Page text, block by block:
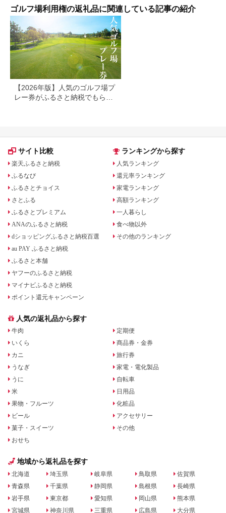
ゴルフ場利用権の返礼品に関連している記事の紹介
【2026年版】人気のゴルフ場プ
レー券がふるさと納税でもらえ
サイト比較
楽天ふるさと納税
ふるなび
ふるさとチョイス
さとふる
ふるさとプレミアム
ANAのふるさと納税
dショッピングふるさと納税百選
au PAY ふるさと納税
ふるさと本舗
ヤフーのふるさと納税
マイナビふるさと納税
ポイント還元キャンペーン
ランキングから探す
人気ランキング
還元率ランキング
家電ランキング
高額ランキング
一人暮らし
食べ物以外
その他のランキング
人気の返礼品から探す
牛肉
いくら
カニ
うなぎ
うに
米
果物・フルーツ
ビール
菓子・スイーツ
おせち
定期便
商品券・金券
旅行券
家電・電化製品
自転車
日用品
化粧品
アクセサリー
その他
地域から返礼品を探す
北海道
青森県
岩手県
宮城県
埼玉県
千葉県
東京都
神奈川県
岐阜県
静岡県
愛知県
三重県
鳥取県
島根県
岡山県
広島県
佐賀県
長崎県
熊本県
大分県